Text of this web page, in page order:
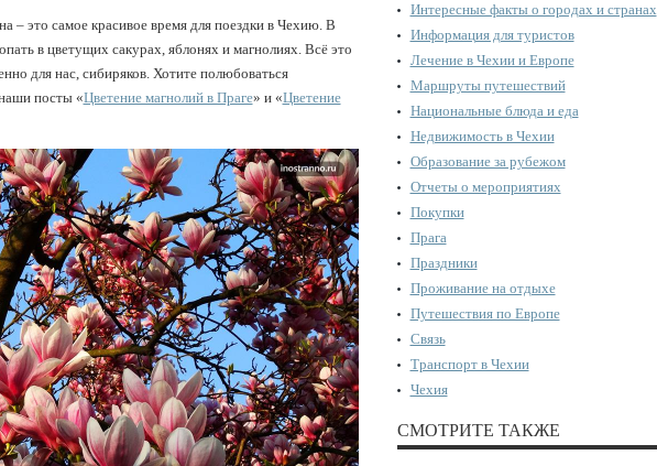
– это самое красивое время для поездки в Чехию. В
в цветущих сакурах, яблонях и магнолиях. Всё это
для нас, сибиряков. Хотите полюбоваться
посты «Цветение магнолий в Праге» и «Цветение
Интересные факты о городах и странах
Информация для туристов
Лечение в Чехии и Европе
Маршруты путешествий
Национальные блюда и еда
Недвижимость в Чехии
Образование за рубежом
Отчеты о мероприятиях
Покупки
Прага
Праздники
Проживание на отдыхе
Путешествия по Европе
Связь
Транспорт в Чехии
Чехия
СМОТРИТЕ ТАКЖЕ